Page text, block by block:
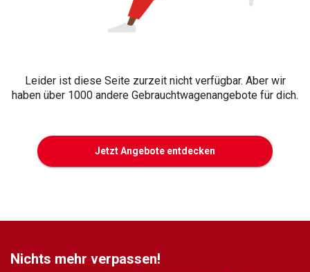
Leider ist diese Seite zurzeit nicht verfügbar. Aber wir
haben über 1000 andere Gebrauchtwagenangebote für dich.
Jetzt Angebote entdecken
Nichts mehr verpassen!